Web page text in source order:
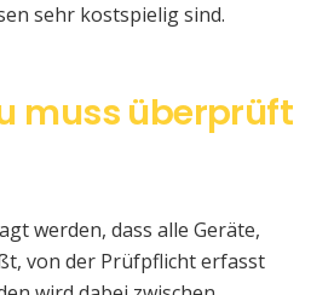
sehr kostspielig sind.
muss überprüft
werden, dass alle Geräte,
von der Prüfpflicht erfasst